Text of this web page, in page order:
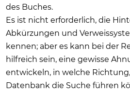
des Buches.
Es ist nicht erforderlich, die
Abkürzungen und
kennen; aber es kann bei der
hilfreich sein, eine gewisse
entwickeln, in welche
Datenbank die Suche führen